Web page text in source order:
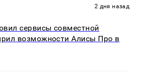
2 дня назад
сервисы совместной
возможности Алисы Про в